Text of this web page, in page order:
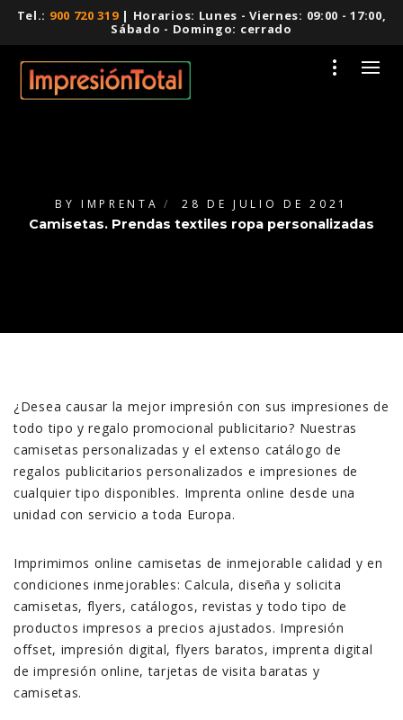
Tel.: 900 720 319| Horarios: Lunes - Viernes: 09:00 - 17:00,
Sábado - Domingo: cerrado
BY IMPRENTA 28 DE JULIO DE 2021
Camisetas. Prendas textiles ropa personalizadas
¿Desea causar la mejor impresión con sus impresiones de
todo tipo y regalo promocional publicitario? Nuestras
camisetas personalizadas y el extenso catálogo de
regalos publicitarios personalizados e impresiones de
cualquier tipo disponibles. Imprenta online desde una
unidad con servicio a toda Europa.
Imprimimos online camisetas de inmejorable calidad y en
condiciones inmejorables: Calcula, diseña y solicita
camisetas, flyers, catálogos, revistas y todo tipo de
productos impresos a precios ajustados. Impresión
offset, impresión digital, flyers baratos, imprenta digital
de impresión online, tarjetas de visita baratas y
camisetas.